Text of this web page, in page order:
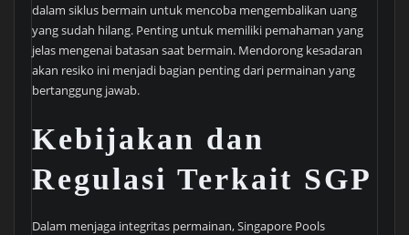
dalam siklus bermain untuk mencoba mengembalikan uang
yang sudah hilang. Penting untuk memiliki pemahaman yang
jelas mengenai batasan saat bermain. Mendorong kesadaran
akan resiko ini menjadi bagian penting dari permainan yang
bertanggung jawab.
Kebijakan dan
Regulasi Terkait SGP
Dalam menjaga integritas permainan, Singapore Pools